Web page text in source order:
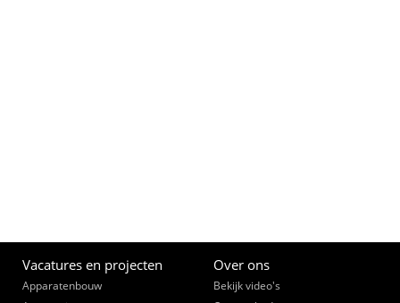
Vacatures en projecten
Apparatenbouw
Over ons
Bekijk video's